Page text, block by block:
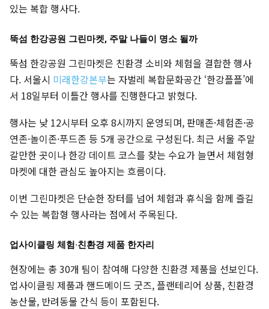
있는 복합 행사다.
뚝섬 한강공원 그린마켓, 주말 나들이 명소 될까
뚝섬 한강공원 그린마켓은 친환경 소비와 체험을 결합한 행사
다. 서울시 미래한강본부는 자벌레 복합문화공간 ‘한강플플’에
서 18일부터 이틀간 행사를 진행한다고 밝혔다.
행사는 낮 12시부터 오후 8시까지 운영되며, 판매존·체험존·공
연존·놀이존·푸드존 등 5개 공간으로 구성된다. 최근 서울 주말
갈만한 곳이나 한강 데이트 코스를 찾는 수요가 늘면서 체험형
마켓에 대한 관심도 높아지는 흐름이다.
이번 그린마켓은 단순한 장터를 넘어 체험과 휴식을 함께 즐길
수 있는 복합형 행사라는 점에서 주목된다.
업사이클링 체험·친환경 제품 한자리
현장에는 총 30개 팀이 참여해 다양한 친환경 제품을 선보인다.
업사이클링 제품과 핸드메이드 굿즈, 플랜테리어 상품, 친환경
농산물, 반려동물 간식 등이 포함된다.